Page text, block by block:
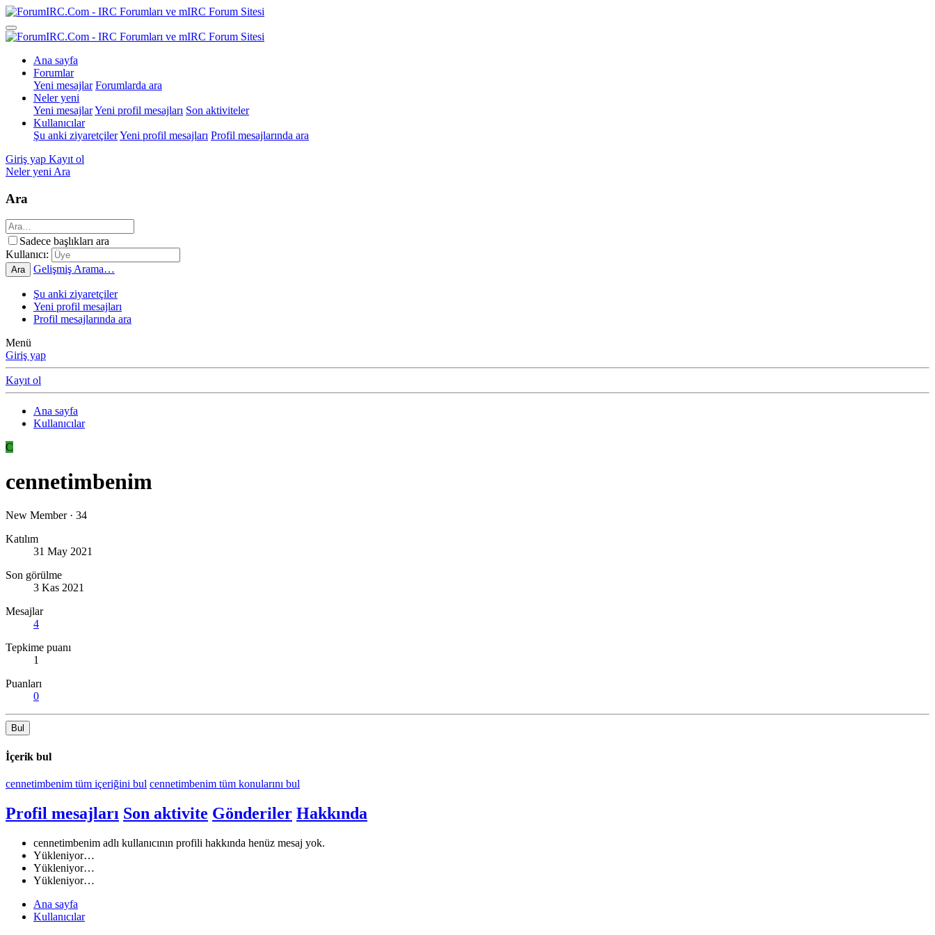
Ana sayfa
Forumlar
Yeni mesajlar Forumlarda ara
Neler yeni
Yeni mesajlarYeni profil mesajları Son aktiviteler
Kullanıcılar
Şu anki ziyaretçilerYeni profil mesajları Profil mesajlarında ara
Giriş yap Kayıt ol
Neler yeni Ara
Ara
Sadece başlıkları ara
Kullanıcı:
Ara Gelişmiş Arama…
Şu anki ziyaretçiler
Yeni profil mesajları
Profil mesajlarında ara
Menü
Giriş yap
Kayıt ol
Ana sayfa
Kullanıcılar
C
cennetimbenim
New Member · 34
Katılım
31 May 2021
Son görülme
3 Kas 2021
Mesajlar
4
Tepkime puanı
1
Puanları
0
Bul
İçerik bul
cennetimbenim tüm içeriğini bul cennetimbenim tüm konularını bul
Profil mesajları Son aktivite Gönderiler Hakkında
cennetimbenim adlı kullanıcının profili hakkında henüz mesaj yok.
Yükleniyor…
Yükleniyor…
Yükleniyor…
Ana sayfa
Kullanıcılar